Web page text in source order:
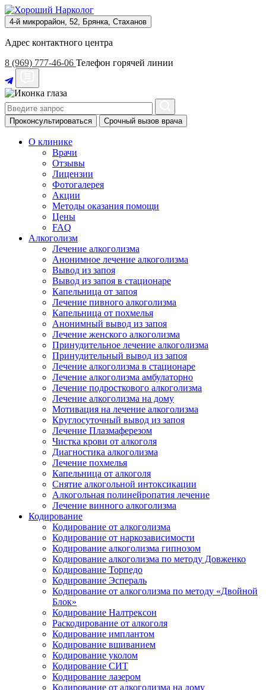
4-й микрорайон, 52, Брянка, Стаханов
Адрес контактного центра
8 (969) 777-46-06 Телефон горячей линии
Проконсультироваться Срочный вызов врача
О клинике
Врачи
Отзывы
Лицензии
Фотогалерея
Акции
Методы оказания помощи
Цены
FAQ
Алкоголизм
Лечение алкоголизма
Анонимное лечение алкоголизма
Вывод из запоя
Вывод из запоя в стационаре
Капельница от запоя
Лечение пивного алкоголизма
Капельница от похмелья
Анонимный вывод из запоя
Лечение женского алкоголизма
Принудительное лечение алкоголизма
Принудительный вывод из запоя
Лечение алкоголизма в стационаре
Лечение алкоголизма амбулаторно
Лечение подросткового алкоголизма
Лечение алкоголизма на дому
Мотивация на лечение алкоголизма
Круглосуточный вывод из запоя
Лечение Плазмаферезом
Чистка крови от алкоголя
Диагностика алкоголизма
Лечение похмелья
Капельница от алкоголя
Снятие алкогольной интоксикации
Алкогольная полинейропатия лечение
Лечение винного алкоголизма
Кодирование
Кодирование от алкоголизма
Кодирование от наркозависимости
Кодирование алкоголизма гипнозом
Кодирование алкоголизма по методу Довженко
Кодирование Торпедо
Кодирование Эспераль
Кодирование от алкоголизма по методу «Двойной
Блок»
Кодирование Налтрексон
Раскодирование от алкоголя
Кодирование имплантом
Кодирование вшиванием
Кодирование уколом
Кодирование СИТ
Кодирование лазером
Кодирование от алкоголизма на дому